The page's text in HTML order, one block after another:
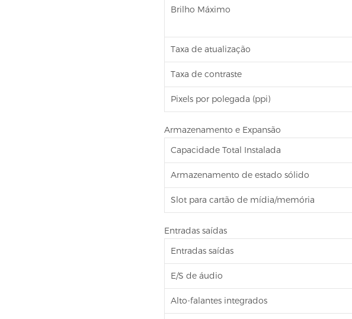
Brilho Máximo
Taxa de atualização
Taxa de contraste
Pixels por polegada (ppi)
Armazenamento e Expansão
Capacidade Total Instalada
Armazenamento de estado sólido
Slot para cartão de mídia/memória
Entradas saídas
Entradas saídas
E/S de áudio
Alto-falantes integrados